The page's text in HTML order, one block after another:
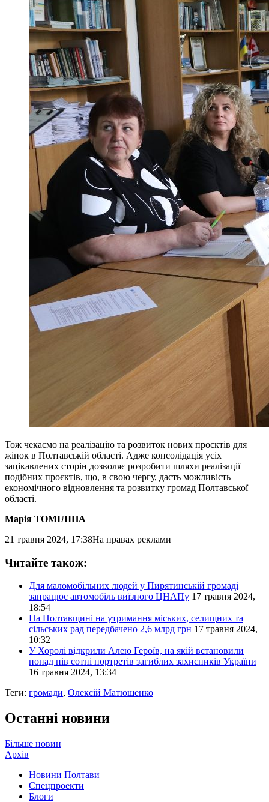
Тож чекаємо на реалізацію та розвиток нових проєктів для
жінок в Полтавській області. Адже консолідація усіх
зацікавлених сторін дозволяє розробити шляхи реалізації
подібних проєктів, що, в свою чергу, дасть можливість
економічного відновлення та розвитку громад Полтавської
області.
Марія ТОМІЛІНА
21 травня 2024, 17:38На правах реклами
Читайте також:
Для маломобільних людей у Пирятинській громаді
запрацює автомобіль виїзного ЦНАПу 17 травня 2024,
18:54
На Полтавщині на утримання міських, селищних та
сільських рад передбачено 2,6 млрд грн 17 травня 2024,
10:32
У Хоролі відкрили Алею Героїв, на якій встановили
понад пів сотні портретів загиблих захисників України
16 травня 2024, 13:34
Теги: громади, Олексій Матюшенко
Останні новини
Більше новин
Архів
Новини Полтави
Спецпроекти
Блоги